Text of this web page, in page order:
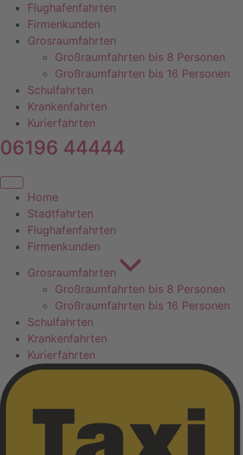
Flughafenfahrten
Firmenkunden
Grosraumfahrten
Großraumfahrten bis 8 Personen
Großraumfahrten bis 16 Personen
Schulfahrten
Krankenfahrten
Kurierfahrten
06196 44444
Home
Stadtfahrten
Flughafenfahrten
Firmenkunden
Grosraumfahrten
Großraumfahrten bis 8 Personen
Großraumfahrten bis 16 Personen
Schulfahrten
Krankenfahrten
Kurierfahrten